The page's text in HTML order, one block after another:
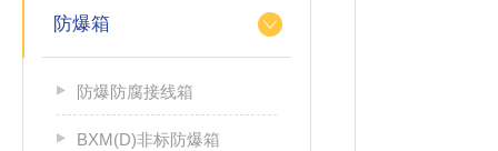
防爆箱
防爆防腐接线箱
BXM(D)非标防爆箱